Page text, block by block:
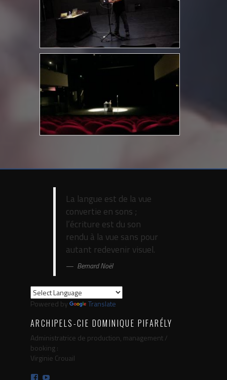
La langue est de la vue
convertie en sons ;
l’écriture est du son
rendu à la vue sans pour
autant redevenir visuel.
Bernard Noël
Powered by Translate
ARCHIPELS-CIE DOMINIQUE PIFARÉLY
Administratrice de production, management /
booking :
Virginie Crouail
Facebook